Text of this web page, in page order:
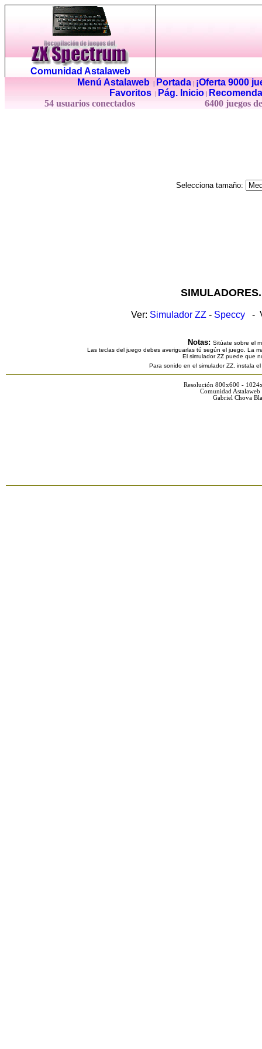
Comunidad Astalaweb
Menú Astalaweb| Portada|
¡Oferta 9000
Favoritos
Pág. Inicio
54 usuarios conectados
6400 juegos
Selecciona tamaño:
Ver: Simulador ZZ - Speccy -
Notas: Sitúate sobre el
Las teclas del juego debes averiguarlas tú según el juego. La
El simulador ZZ puede que
Para sonido en el simulador ZZ, instala
Resolución 800x600 -
Comunidad
Gabriel Chova